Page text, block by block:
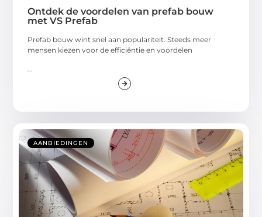
Ontdek de voordelen van prefab bouw
met VS Prefab
Prefab bouw wint snel aan populariteit. Steeds meer
mensen kiezen voor de efficiëntie en voordelen
...
AANBIEDINGEN